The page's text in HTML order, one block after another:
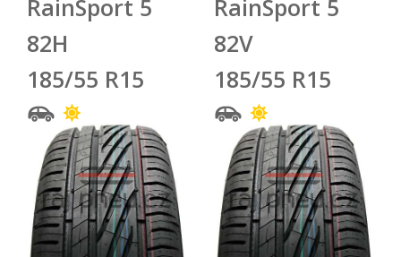
RainSport 5
82H
185/55 R15
RainSport 5
82V
185/55 R15